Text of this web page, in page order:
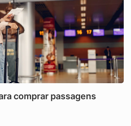
comprar passagens